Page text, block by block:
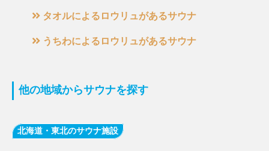
タオルによるロウリュがあるサウナ
うちわによるロウリュがあるサウナ
他の地域からサウナを探す
北海道・東北のサウナ施設